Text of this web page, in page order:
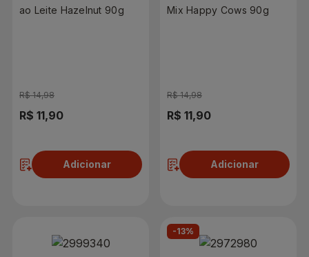
ao Leite Hazelnut 90g
R$ 14,98
R$ 11,90
Adicionar
Mix Happy Cows 90g
R$ 14,98
R$ 11,90
Adicionar
-13%